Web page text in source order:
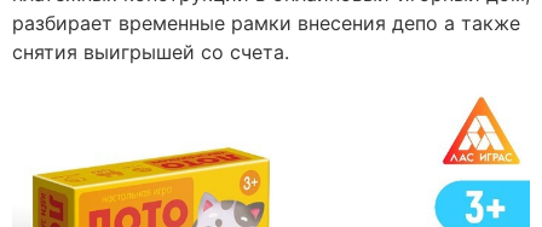
разбирает временные рамки внесения депо а также
снятия выигрышей со счета.